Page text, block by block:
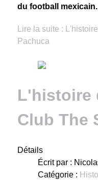
du football mexicain.
Lire la suite :
Pachuca
L'histoire
Club The
Détails
Écrit par :
Catégorie :